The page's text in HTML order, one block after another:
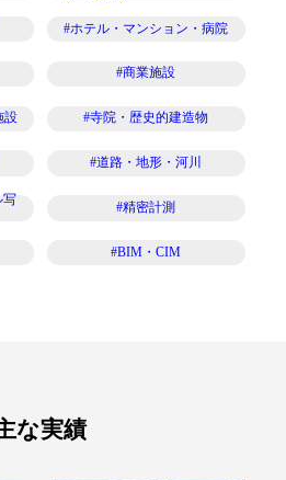
#ホテル・マンション・病院
#商業施設
設 #寺院・歴史的建造物
#道路・地形・河川
写
#精密計測
#BIM・CIM
な実績